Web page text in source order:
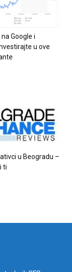
Google i
u ove
u Beogradu –
ti